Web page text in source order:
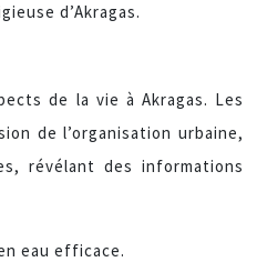
d’Akragas.
de la vie à Akragas. Les
de l’organisation urbaine,
révélant des informations
eau efficace.